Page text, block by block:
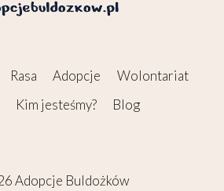
Rasa Adopcje
Wolontariat
Kim jesteśmy? Blog
Adopcje Buldożków